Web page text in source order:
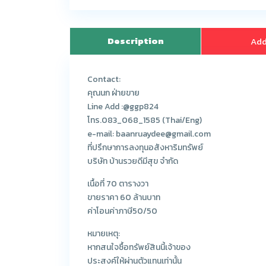
Description
Contact:
คุณนก ฝ่ายขาย
Line Add :@ggp824
โทร.083_068_1585 (Thai/Eng)
e-mail: baanruaydee@gmail.com
ที่ปรึกษาการลงทุนอสังหาริมทรัพย์
บริษัท บ้านรวยดีมีสุข จำกัด
เนื้อที่ 70 ตารางวา
ขายราคา 60 ล้านบาท
ค่าโอนค่าภาษี50/50
หมายเหตุ:
หากสนใจซื้อทรัพย์สินนี้เจ้าของ
ประสงค์ให้ผ่านตัวแทนเท่านั้น